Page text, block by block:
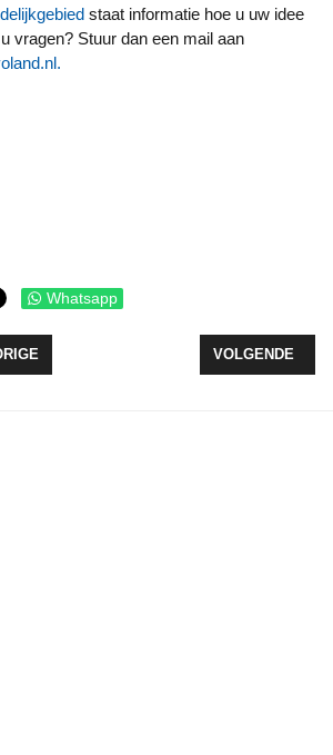
staat informatie hoe u uw idee
vragen? Stuur dan een mail aan
.
Whatsapp
ARTIKEL: COMMISSARIS VERBEEK
VOLGENDE
VOLGENDE